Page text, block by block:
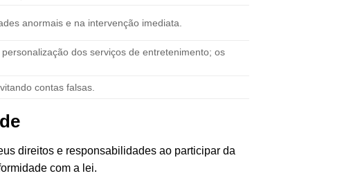
anormais e na intervenção imediata.
dos serviços de entretenimento; os
contas falsas.
direitos e responsabilidades ao participar da
com a lei.